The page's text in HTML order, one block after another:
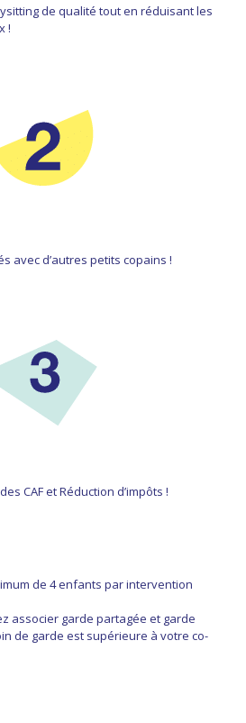
de qualité tout en réduisant les
!
avec d’autres petits copains !
CAF et Réduction d’impôts !
de 4 enfants par intervention
associer garde partagée et garde
de garde est supérieure à votre co-